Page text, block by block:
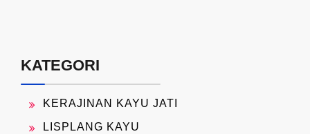
KATEGORI
KERAJINAN KAYU JATI
LISPLANG KAYU